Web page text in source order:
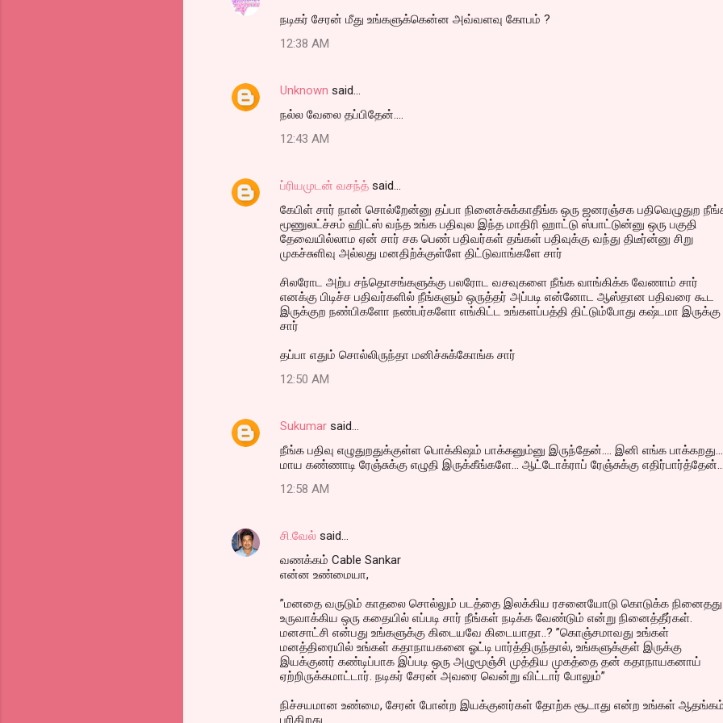
C
e
நடிகர் சேரன் மீது உங்களுக்கென்ன அவ்வளவு கோபம் ?
12:38 AM
Unknown said…
நல்ல வேலை தப்பிதேன்....
12:43 AM
ப்ரியமுடன் வசந்த் said…
கேபிள் சார் நான் சொல்றேன்னு தப்பா நினைச்சுக்காதீங்க ஒரு ஜனரஞ்சக பதிவெழுதுற
மூணுலட்ச்சம் ஹிட்ஸ் வந்த உங்க பதிவுல இந்த மாதிரி ஹாட்டு ஸ்பாட்டுன்னு ஒரு பகுதி
தேவையில்லாம ஏன் சார் சக பெண் பதிவர்கள் தங்கள் பதிவுக்கு வந்து திடீர்ன்னு சிறு
முகச்சுளிவு அல்லது மனதிற்க்குள்ளே திட்டுவாங்களே சார்
சிலரோட அற்ப சந்தொசங்களுக்கு பலரோட வசவுகளை நீங்க வாங்கிக்க வேணாம் சார்
எனக்கு பிடிச்ச பதிவர்களில் நீங்களும் ஒருத்தர் அப்படி என்னோட ஆஸ்தான பதிவரை கூட
இருக்குற நண்பிகளோ நண்பர்களோ எங்கிட்ட உங்களப்பத்தி திட்டும்போது கஷ்டமா இருக்கு
சார்
தப்பா எதும் சொல்லிருந்தா மனிச்சுக்கோங்க சார்
12:50 AM
Sukumar said…
நீங்க பதிவு எழுதுறதுக்குள்ள பொக்கிஷம் பாக்கனும்னு இருந்தேன்.... இனி எங்க பாக்கறது...
மாய கண்ணாடி ரேஞ்சுக்கு எழுதி இருக்கீங்களே... ஆட்டோக்ராப் ரேஞ்சுக்கு
12:58 AM
சி.வேல் said…
வணக்கம் Cable Sankar
என்ன உண்மையா,
”மனதை வருடும் காதலை சொல்லும் படத்தை இலக்கிய ரசனையோடு கொடுக்க நினைதது
உருவாக்கிய ஒரு கதையில் எப்படி சார் நீங்கள் நடிக்க வேண்டும் என்று நினைத்தீர்கள்.
மனசாட்சி என்பது உங்களுக்கு கிடையவே கிடையாதா..? ”கொஞ்சமாவது உங்கள்
மனத்திரையில் உங்கள் கதாநாயகனை ஓட்டி பார்த்திருந்தால், உங்களுக்குள் இருக்கு
இயக்குனர் கண்டிப்பாக இப்படி ஒரு அழுமூஞ்சி முத்திய முகத்தை தன் கதாநாயகனாய்
ஏற்றிருக்கமாட்டார். நடிகர் சேரன் அவரை வென்று விட்டார் போலும்”
நிச்சயமான உண்மை, சேரன் போன்ற இயக்குனர்கள் தோற்க சூடாது என்ற உங்கள்
புரிகிறது